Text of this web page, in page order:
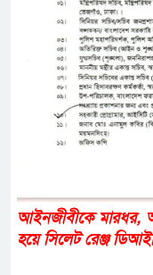
আইনজীবীকে মারধর,
হয়ে সিলেট রেঞ্জ